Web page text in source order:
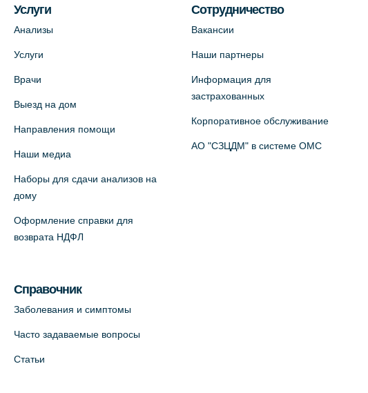
+7 (812) 660-73-69
На карте
партнер)
+7 (812) 660-73-69
На карте
Семейный" (официальный партнер),
Красносельское шоссе, 54, к.3
Услуги
Анализы
Услуги
Врачи
Выезд на дом
Направления помощи
Наши медиа
Наборы для сдачи анализов на
дому
Оформление справки для
возврата НДФЛ
Справочник
Заболевания и симптомы
Часто задаваемые вопросы
Статьи
Сотрудничество
Вакансии
Наши партнеры
Информация для
застрахованных
Корпоративное обслуживание
АО "СЗЦДМ" в системе ОМС